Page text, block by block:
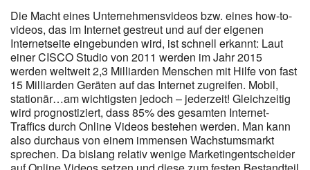
Die Macht eines Unternehmensvideos bzw. eines how-to-
videos, das im Internet gestreut und auf der eigenen
Internetseite eingebunden wird, ist schnell erkannt: Laut
einer CISCO Studio von 2011 werden im Jahr 2015
werden weltweit 2,3 Milliarden Menschen mit Hilfe von fast
15 Milliarden Geräten auf das Internet zugreifen. Mobil,
stationär…am wichtigsten jedoch – jederzeit! Gleichzeitig
wird prognostiziert, dass 85% des gesamten Internet-
Traffics durch Online Videos bestehen werden. Man kann
also durchaus von einem immensen Wachstumsmarkt
sprechen. Da bislang relativ wenige Marketingentscheider